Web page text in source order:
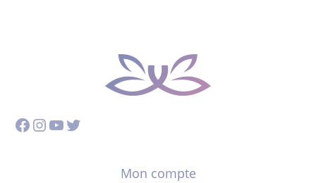
Facebook
Instagram
YouTube
Twitter
Mon compte